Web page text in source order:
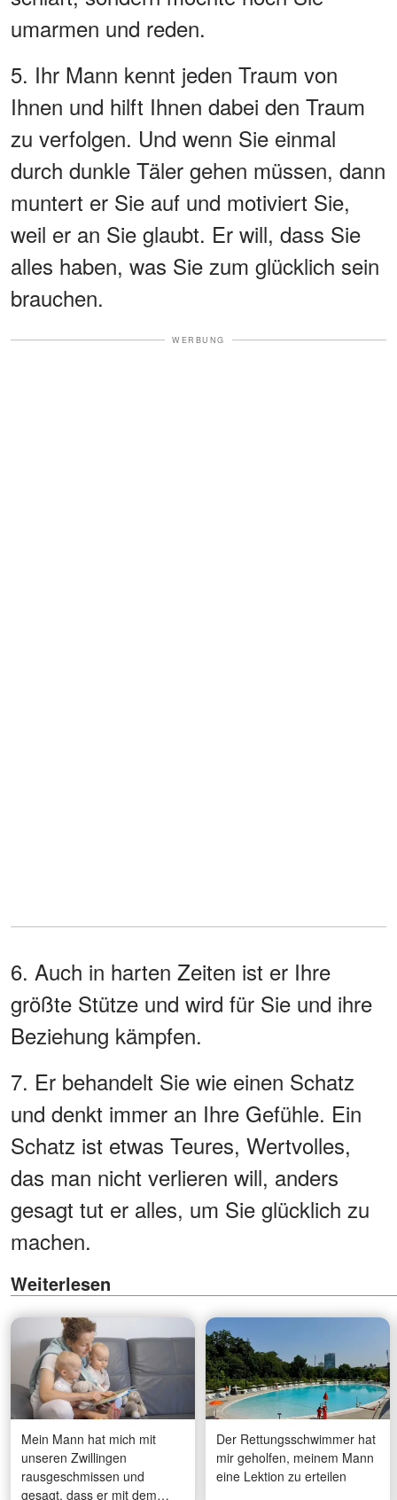
umarmen und reden.
5. Ihr Mann kennt jeden Traum von
Ihnen und hilft Ihnen dabei den Traum
zu verfolgen. Und wenn Sie einmal
durch dunkle Täler gehen müssen, dann
muntert er Sie auf und motiviert Sie,
weil er an Sie glaubt. Er will, dass Sie
alles haben, was Sie zum glücklich sein
brauchen.
WERBUNG
6. Auch in harten Zeiten ist er Ihre
größte Stütze und wird für Sie und ihre
Beziehung kämpfen.
7. Er behandelt Sie wie einen Schatz
und denkt immer an Ihre Gefühle. Ein
Schatz ist etwas Teures, Wertvolles,
das man nicht verlieren will, anders
gesagt tut er alles, um Sie glücklich zu
machen.
Weiterlesen
Mein Mann hat mich mit
unseren Zwillingen
rausgeschmissen und
gesagt, dass er mit dem
Der Rettungsschwimmer hat
mir geholfen, meinem Mann
eine Lektion zu erteilen